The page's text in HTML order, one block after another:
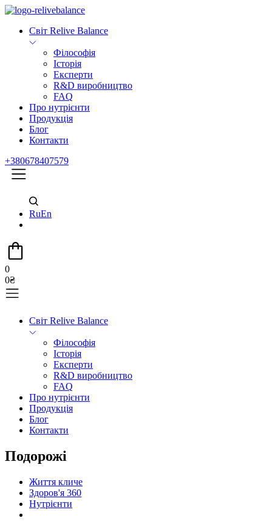
Світ Relive Balance
Філософія
Історія
Експерти
R&D виробництво
FAQ
Про нутрієнти
Продукція
Блог
Контакти
+380678407579
RuEn
0
0₴
Світ Relive Balance
Філософія
Історія
Експерти
R&D виробництво
FAQ
Про нутрієнти
Продукція
Блог
Контакти
Подорожі
Життя кличе
Здоров'я 360
Нутрієнти